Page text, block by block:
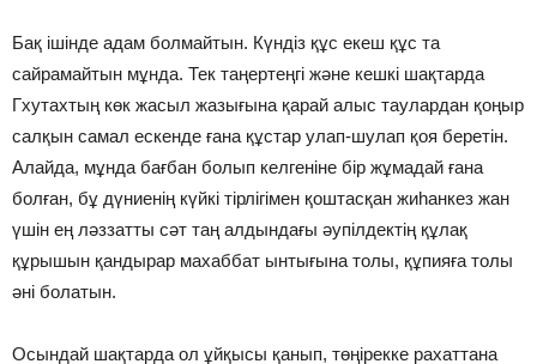
Бақ ішінде адам болмайтын. Күндіз құс екеш құс та
сайрамайтын мұнда. Тек таңертеңгі және кешкі шақтарда
Гхутахтың көк жасыл жазығына қарай алыс таулардан қоңыр
салқын самал ескенде ғана құстар улап-шулап қоя беретін.
Алайда, мұнда бағбан болып келгеніне бір жұмадай ғана
болған, бұ дүниенің күйкі тірлігімен қоштасқан жиһанкез жан
үшін ең ләззатты сәт таң алдындағы әупілдектің құлақ
құрышын қандырар махаббат ынтығына толы, құпияға толы
әні болатын.
Осындай шақтарда ол ұйқысы қанып, төңірекке рахаттана